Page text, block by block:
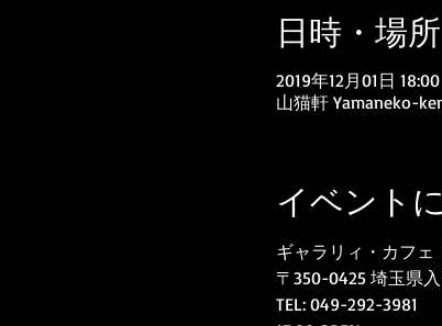
日時・場所
2019年12月01日 18:00
山猫軒 Yamaneko-
イベント
ギャラリィ・カフェ
〒350-0425 埼玉県
TEL: 049-292-3981